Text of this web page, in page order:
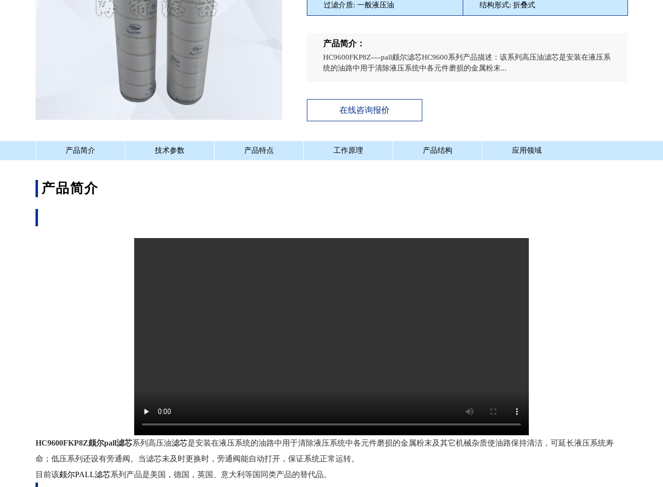
过滤介质: 一般液压油 结构形式: 折叠式
产品简介：
HC9600FKP8Z----pall颇尔滤芯HC9600系列产品描述：该系列高压油滤芯是安装在液压系
统的油路中用于清除液压系统中各元件磨损的金属粉末...
在线咨询报价
产品简介 技术参数 产品特点 工作原理 产品结构 应用领域
产品简介
HC9600FKP8Z颇尔pall滤芯系列高压油滤芯是安装在液压系统的油路中用于清除液压系统中各元件磨损的金属粉末及其它机械杂质使油路保持清洁，可延长液压系统寿
命；低压系列还设有旁通阀。当滤芯未及时更换时，旁通阀能自动打开，保证系统正常运转。
目前该颇尔PALL滤芯系列产品是美国，德国，英国、意大利等国同类产品的替代品。